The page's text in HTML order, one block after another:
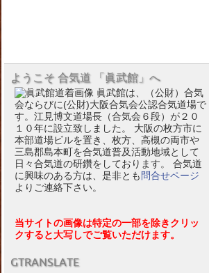
ようこそ 合気道 「眞武館」へ
眞武館は、（公財）合気
会ならびに(公財)大阪合気会公認合気道場で
す。江見博文道場長（合気会６段）が２０
１０年に設立致しました。 大阪の枚方市に
本部道場ビルを置き、枚方、高槻の両市や
三島郡島本町を合気道普及活動地域として
日々合気道の研鑽をしております。 合気道
に興味のある方は、是非とも 問合せページ
よりご連絡下さい。
当サイトの画像は特定の一部を除きクリッ
クすると大写しでご覧いただけます。
GTRANSLATE